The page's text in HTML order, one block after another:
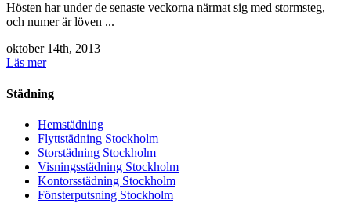
Hösten har under de senaste veckorna närmat sig med stormsteg,
och numer är löven ...
oktober 14th, 2013
Läs mer
Städning
Hemstädning
Flyttstädning Stockholm
Storstädning Stockholm
Visningsstädning Stockholm
Kontorsstädning Stockholm
Fönsterputsning Stockholm